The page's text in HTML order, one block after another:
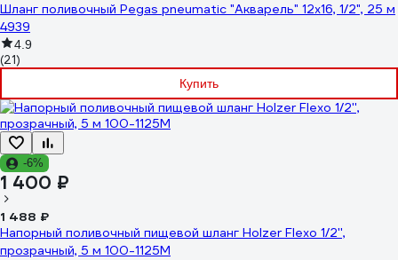
Шланг поливочный Pegas pneumatic "Акварель" 12x16, 1/2", 25 м
4939
4.9
(21)
Купить
-6%
1 400 ₽
1 488 ₽
Напорный поливочный пищевой шланг Holzer Flexo 1/2'',
прозрачный, 5 м 100-1125M